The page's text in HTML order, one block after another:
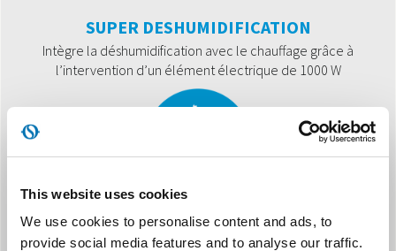
This website uses cookies
We use cookies to personalise content and ads, to
provide social media features and to analyse our traffic.
SUPER DESHUMIDIFICATION
Intègre la déshumidification avec le chauffage grâce à
l’intervention d’un élément électrique de 1000 W
SECHAGE/TURBO